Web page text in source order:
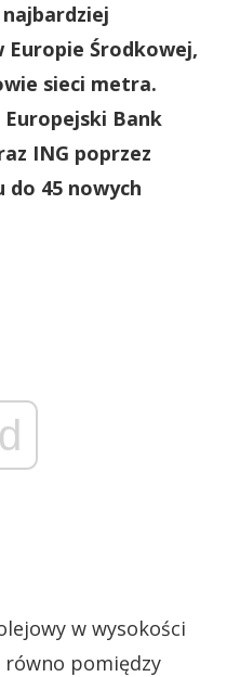
Europie Środkowej,
sieci metra.
Europejski Bank
ING poprzez
do 45 nowych
w wysokości
równo pomiędzy